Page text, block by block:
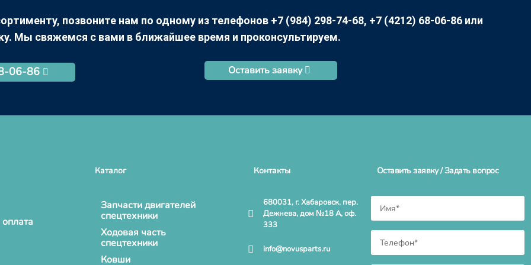
позвоните нам по одному из телефонов +7 (984) 298-74-68, +7 (4212) 68-06-86 или
Мы свяжемся с вами в ближайшее время и проконсультируем.
06-86 Оставить заявку
Каталог
Запчасти двигателей
спецтехники
Ходовая часть
спецтехники
Ковши
Контакты
680031, г. Хабаровск, пер.
Дежнева, дом №18 А, оф.
333
info@novusparts.ru
Оставить заявку / Задать вопрос